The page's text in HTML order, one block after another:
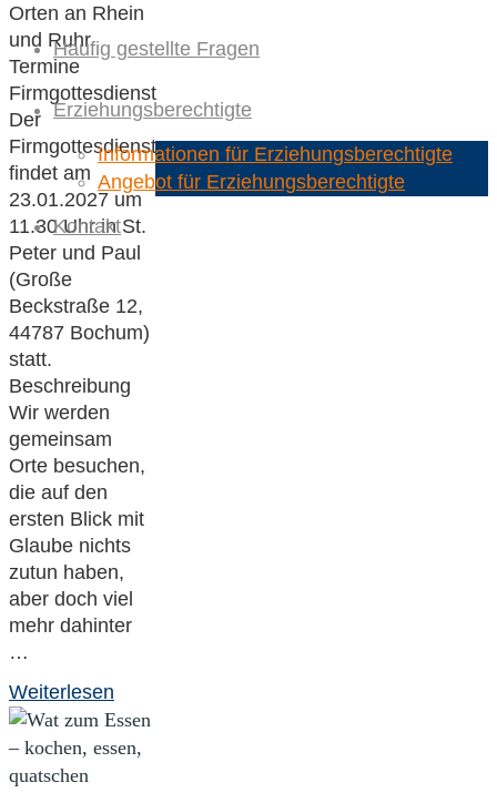
Häufig gestellte Fragen
Erziehungsberechtigte
Informationen für Erziehungsberechtigte
Angebot für Erziehungsberechtigte
Kontakt
Orten an Rhein
und Ruhr
Termine
Firmgottesdienst
Der
Firmgottesdienst
findet am
23.01.2027 um
11.30 Uhr in St.
Peter und Paul
(Große
Beckstraße 12,
44787 Bochum)
statt.
Beschreibung
Wir werden
gemeinsam
Orte besuchen,
die auf den
ersten Blick mit
Glaube nichts
zutun haben,
aber doch viel
mehr dahinter
…
Weiterlesen
&
Places